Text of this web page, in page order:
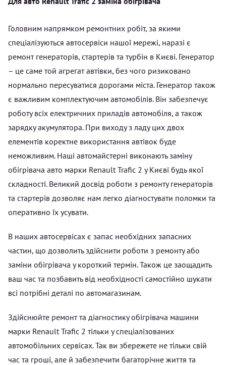
Головним напрямком ремонтних робіт, за якими
спеціалізуються автосервіси нашої мережі, наразі є
ремонт генераторів, стартерів та турбін в Києві. Генератор
– це саме той агрегат автівки, без чого ризиковано
нормально пересуватися дорогами міста. Генератор також
є важливим комплектуючим автомобілів. Він забезпечує
роботу всіх електричних приладів автомобіля, а також
зарядку акумулятора. При виходу з ладу цих двох
елементів коректне використання автівок буде
неможливим. Наші автомайстерні виконають заміну
обігрівача авто марки Renault Trafic 2 у Києві будь якої
складності. Великий досвід роботи з ремонту генераторів
та стартерів дозволяє нам легко діагностувати поломки та
оперативно їх усувати.
В наших автосервісах є запас необхідних запасних
частин, що дозволить здійснити роботи з ремонту або
заміни обігрівача у короткий термін. Також це заощадить
ваш час та позбавить від необхідності самостійно шукати
всі потрібні деталі по автомагазинам.
Здійснюйте ремонт та діагностику обігрівача машини
марки Renault Trafic 2 тільки у спеціалізованих
автомобільних сервісах. Так ви збережете не тільки свій
час та гроші, але й забезпечити багаторічне життя та